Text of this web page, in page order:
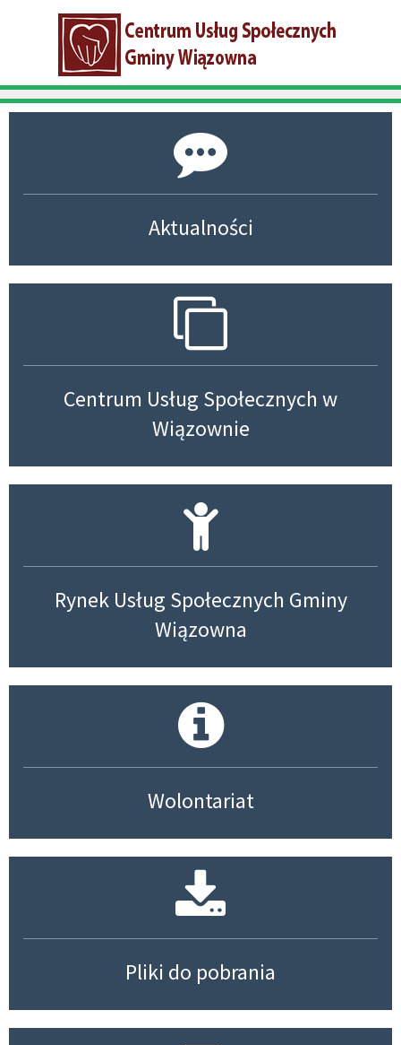
Aktualności
Centrum Usług Społecznych w
Wiązownie
Rynek Usług Społecznych Gminy
Wiązowna
Wolontariat
Pliki do pobrania